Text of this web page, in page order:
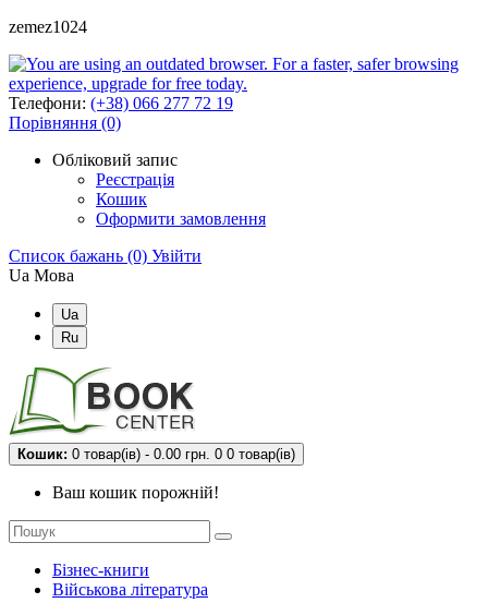
zemez1024
Телефони: (+38) 066 277 72 19
Порівняння (0)
Обліковий запис
Реєстрація
Кошик
Оформити замовлення
Список бажань (0) Увійти
Ua Мова
Ua
Ru
Кошик: 0 товар(ів) - 0.00 грн. 0 0 товар(ів)
Ваш кошик порожній!
Бізнес-книги
Військова література